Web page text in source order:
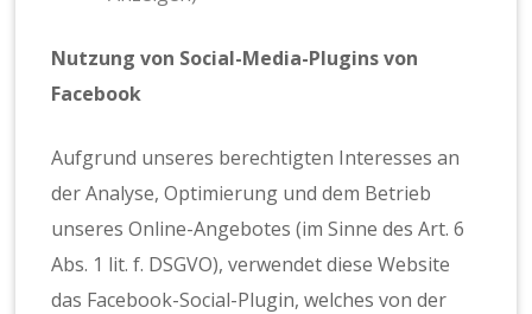
Nutzung von Social-Media-Plugins von
Facebook
Aufgrund unseres berechtigten Interesses an
der Analyse, Optimierung und dem Betrieb
unseres Online-Angebotes (im Sinne des Art. 6
Abs. 1 lit. f. DSGVO), verwendet diese Website
das Facebook-Social-Plugin, welches von der